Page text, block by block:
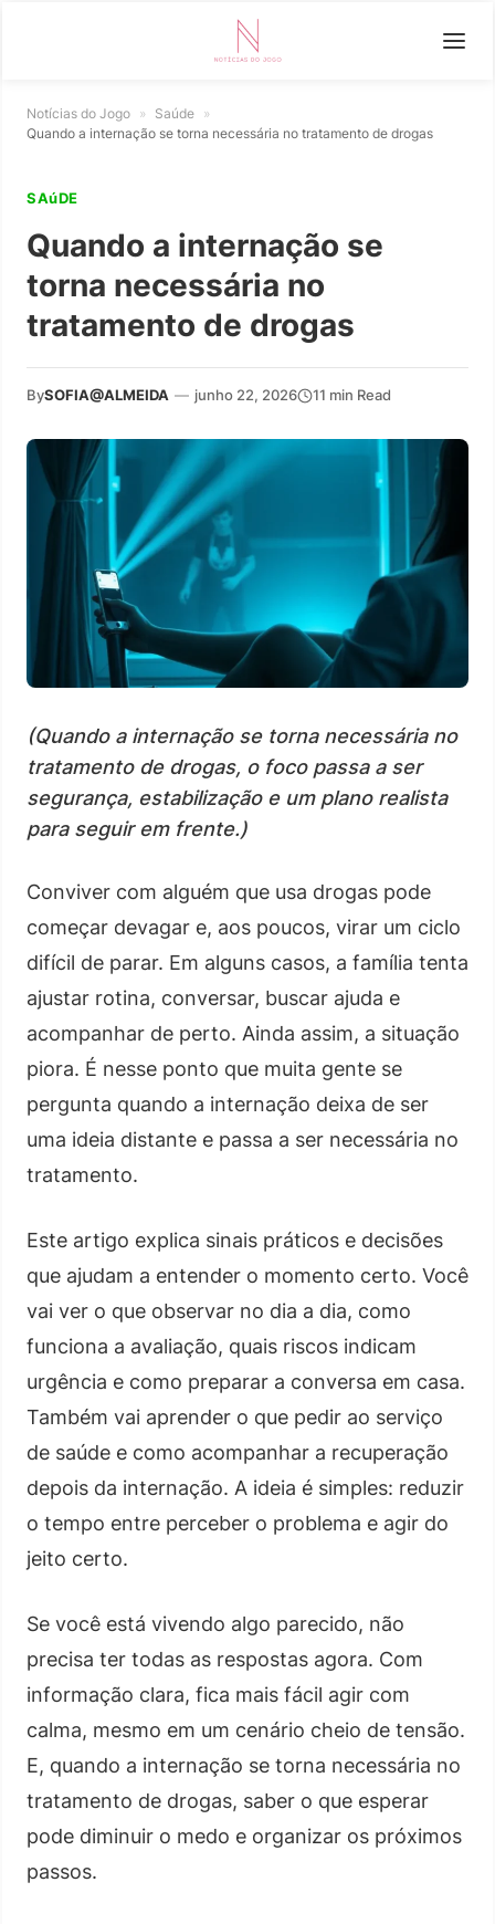
Notícias do Jogo » Saúde »
Quando a internação se torna necessária no tratamento de drogas
SAúDE
Quando a internação se
torna necessária no
tratamento de drogas
BySOFIA@ALMEIDA — junho 22, 2026 11 min Read
(Quando a internação se torna necessária no
tratamento de drogas, o foco passa a ser
segurança, estabilização e um plano realista
para seguir em frente.)
Conviver com alguém que usa drogas pode
começar devagar e, aos poucos, virar um ciclo
difícil de parar. Em alguns casos, a família tenta
ajustar rotina, conversar, buscar ajuda e
acompanhar de perto. Ainda assim, a situação
piora. É nesse ponto que muita gente se
pergunta quando a internação deixa de ser
uma ideia distante e passa a ser necessária no
tratamento.
Este artigo explica sinais práticos e decisões
que ajudam a entender o momento certo. Você
vai ver o que observar no dia a dia, como
funciona a avaliação, quais riscos indicam
urgência e como preparar a conversa em casa.
Também vai aprender o que pedir ao serviço
de saúde e como acompanhar a recuperação
depois da internação. A ideia é simples: reduzir
o tempo entre perceber o problema e agir do
jeito certo.
Se você está vivendo algo parecido, não
precisa ter todas as respostas agora. Com
informação clara, fica mais fácil agir com
calma, mesmo em um cenário cheio de tensão.
E, quando a internação se torna necessária no
tratamento de drogas, saber o que esperar
pode diminuir o medo e organizar os próximos
passos.